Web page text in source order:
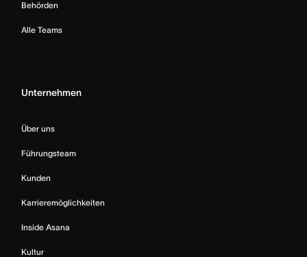
Behörden
Alle Teams
Unternehmen
Über uns
Führungsteam
Kunden
Karrieremöglichkeiten
Inside Asana
Kultur